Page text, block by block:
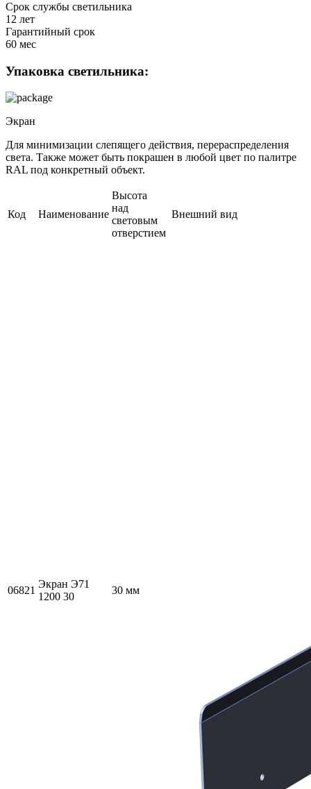
Срок службы светильника
12 лет
Гарантийный срок
60 мес
Упаковка светильника:
Экран
Для минимизации слепящего действия, перераспределения
света. Также может быть покрашен в любой цвет по палитре
RAL под конкретный объект.
Код Наименование
Высота
над
световым
отверстием
Внешний вид
06821
Экран Э71
1200 30
30 мм